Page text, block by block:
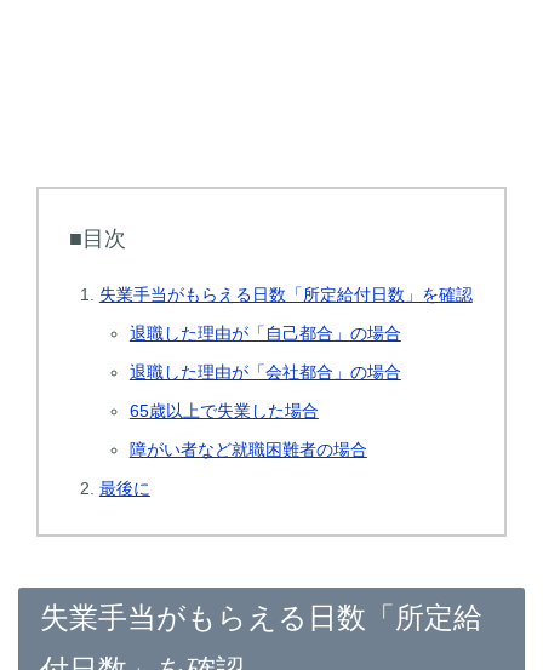
■目次
失業手当がもらえる日数「所定給付日数」を確認
退職した理由が「自己都合」の場合
退職した理由が「会社都合」の場合
65歳以上で失業した場合
障がい者など就職困難者の場合
最後に
失業手当がもらえる日数「所定給